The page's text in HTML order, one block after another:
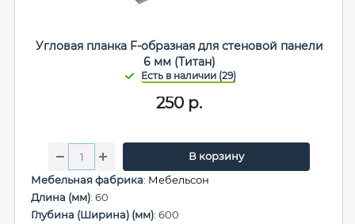
Угловая планка F-образная для стеновой панели
6 мм (Титан)
250 р.
В корзину
Мебельная фабрика: Мебельсон
Длина (мм): 60
Глубина (Ширина) (мм): 600